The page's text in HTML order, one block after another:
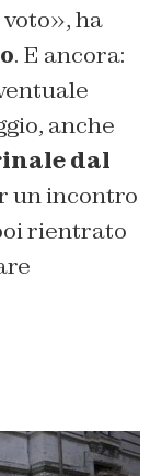
ha
. E ancora:
anche
dal
un incontro
rientrato